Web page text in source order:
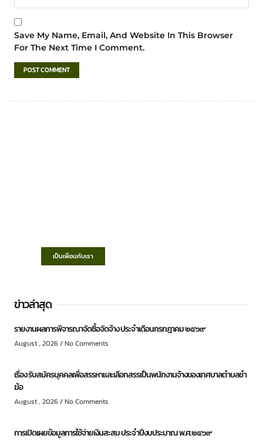
Save My Name, Email, And Website In This Browser
For The Next Time I Comment.
เป็นเพื่อนกับเรา
ข่าวล่าสุด
รายงานผลการพิจารณาจัดซื้อจัดจ้าง ประจำเดือนกรกฎาคม ๒๕๖๙
August , 2026 No Comments
เรื่อง รับสมัครบุคคลเพื่อสรรหาและเลือกสรรเป็นพนักงานจ้างของเทศบาลตำบลชำ
ฆ้อ
August , 2026 No Comments
การเปิดเผยข้อมูลการใช้จ่ายเงินสะสม ประจำปีงบประมาณ พ.ศ.๒๕๖๙